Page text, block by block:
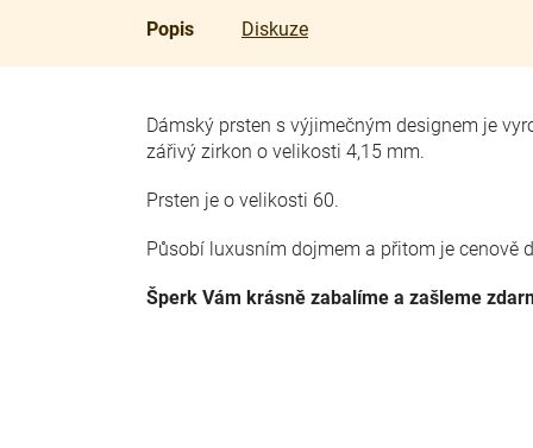
Popis Diskuze
Dámský prsten s výjimečným designem je
zářivý zirkon o velikosti 4,15 mm.
Prsten je o velikosti 60.
Působí luxusním dojmem a přitom je cenově
Šperk Vám krásně zabalíme a zašleme